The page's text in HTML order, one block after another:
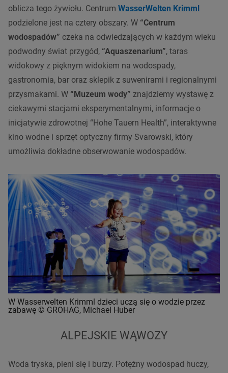
oblicza tego żywiołu. Centrum WasserWelten Krimml
podzielone jest na cztery obszary. W “Centrum
wodospadów” czeka na odwiedzających w każdym wieku
podwodny świat przygód, “Aquaszenarium”, taras
widokowy z pięknym widokiem na wodospady,
gastronomia, bar oraz sklepik z suwenirami i regionalnymi
przysmakami. W “Muzeum wody” znajdziemy wystawę z
ciekawymi stacjami eksperymentalnymi, informacje o
inicjatywie zdrowotnej “Hohe Tauern Health”, interaktywne
kino wodne i sprzęt optyczny firmy Svarowski, który
umożliwia dokładne obserwowanie wodospadów.
W Wasserwelten Krimml dzieci uczą się o wodzie przez
zabawę © GROHAG, Michael Huber
ALPEJSKIE WĄWOZY
Woda tryska, pieni się i burzy. Potężny wodospad huczy,